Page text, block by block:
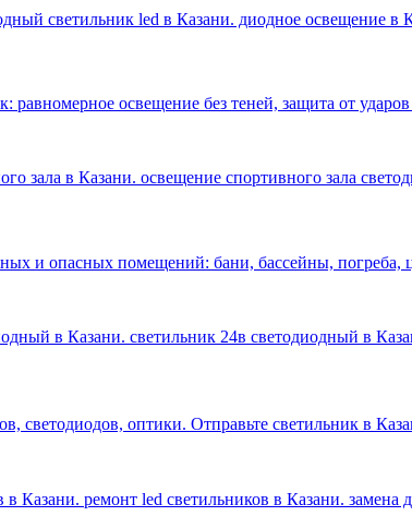
светильник led в Казани. диодное освещение в
освещение без теней, защита от
зала в Казани. освещение спортивного зала
и опасных помещений: бани, бассейны,
в Казани. светильник 24в светодиодный в
светодиодов, оптики. Отправьте светильник в
Казани. ремонт led светильников в Казани. замена